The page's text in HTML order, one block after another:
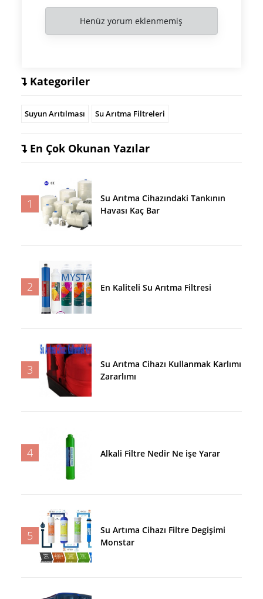
Henüz yorum eklenmemiş
Kategoriler
Suyun Arıtılması Su Arıtma Filtreleri
En Çok Okunan Yazılar
1
Su Arıtma Cihazındaki Tankının
Havası Kaç Bar
2 En Kaliteli Su Arıtma Filtresi
3
Su Arıtma Cihazı Kullanmak Karlımı
Zararlımı
4 Alkali Filtre Nedir Ne işe Yarar
5
Su Artıma Cihazı Filtre Degişimi
Monstar